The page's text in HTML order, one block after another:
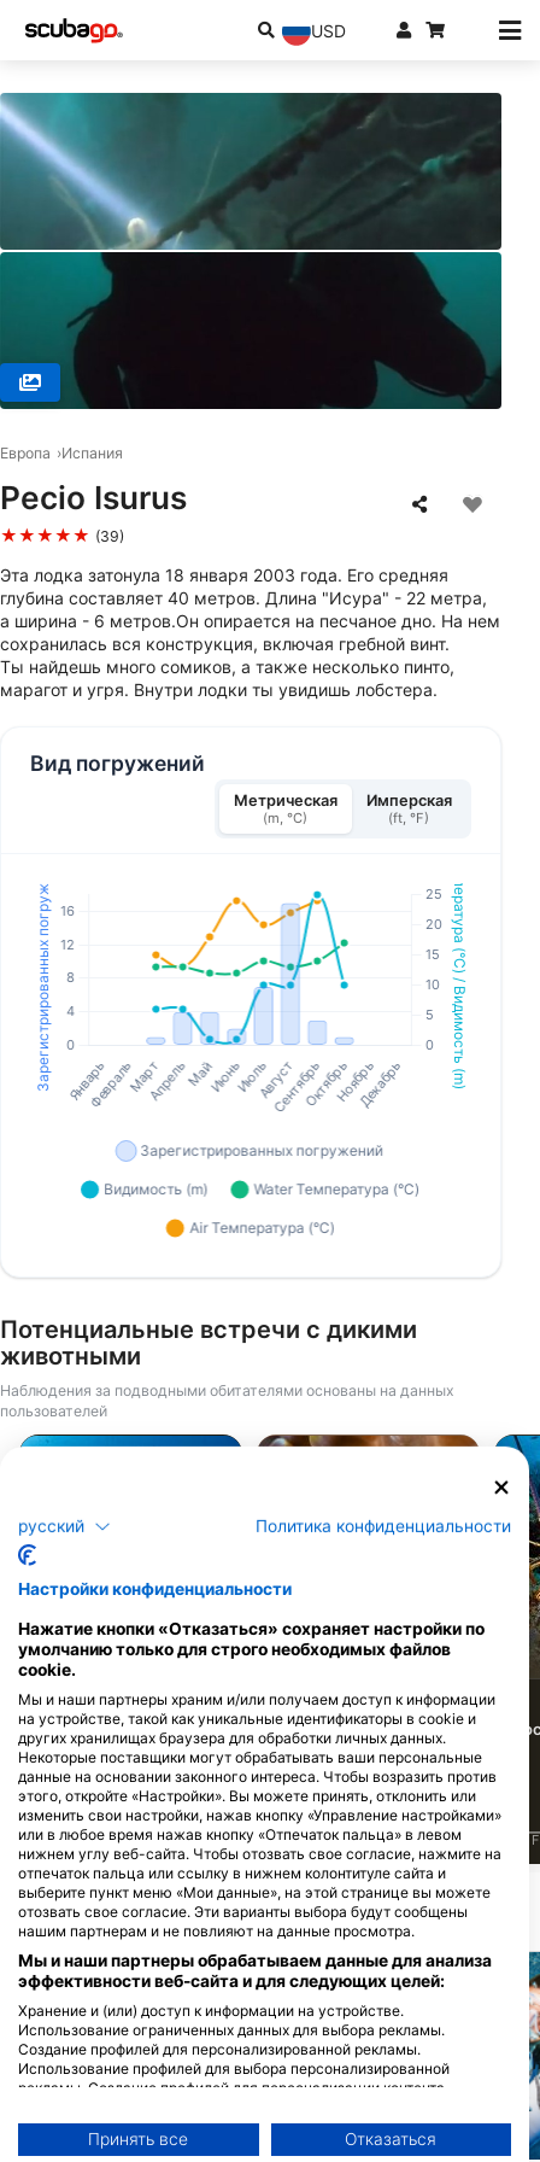
USD
Европа Испания
Pecio Isurus
★★★★★ (39)
Эта лодка затонула 18 января 2003 года. Его средняя
глубина составляет 40 метров. Длина "Исура" - 22 метра,
а ширина - 6 метров.Он опирается на песчаное дно. На нем
сохранилась вся конструкция, включая гребной винт.
Ты найдешь много сомиков, а также несколько пинто,
марагот и угря. Внутри лодки ты увидишь лобстера.
Вид погружений
Метрическая
(m, °C)
Имперская
(ft, °F)
Потенциальные встречи с дикими
животными
Наблюдения за подводными обитателями основаны на данных
пользователей
Угорь Конгер
16
Достопримечательности
J F M A M J J A S O N D
iStock-Michael Zeigler
Краб
10
Достопримечательности
J F M A M J J A S O N D F
БЛИЖАЙШИЕ ДАЙВ САЙТЫ
Mares, Janez Kranjc
русский Политика конфиденциальности
Настройки конфиденциальности
Нажатие кнопки «Отказаться» сохраняет настройки по
умолчанию только для строго необходимых файлов
cookie.
Мы и наши партнеры храним и/или получаем доступ к информации
на устройстве, такой как уникальные идентификаторы в cookie и
других хранилищах браузера для обработки личных данных.
Некоторые поставщики могут обрабатывать ваши персональные
данные на основании законного интереса. Чтобы возразить против
этого, откройте «Настройки». Вы можете принять, отклонить или
изменить свои настройки, нажав кнопку «Управление настройками»
или в любое время нажав кнопку «Отпечаток пальца» в левом
нижнем углу веб-сайта. Чтобы отозвать свое согласие, нажмите на
отпечаток пальца или ссылку в нижнем колонтитуле сайта и
выберите пункт меню «Мои данные», на этой странице вы можете
отозвать свое согласие. Эти варианты выбора будут сообщены
нашим партнерам и не повлияют на данные просмотра.
Мы и наши партнеры обрабатываем данные для анализа
эффективности веб-сайта и для следующих целей:
Хранение и (или) доступ к информации на устройстве.
Использование ограниченных данных для выбора рекламы.
Создание профилей для персонализированной рекламы.
Использование профилей для выбора персонализированной
рекламы. Создание профилей для персонализации контента.
контента. Определение эффективности рекламы. Определение
эффективности контента. Понимание аудитории с помощью
Принять все Отказаться